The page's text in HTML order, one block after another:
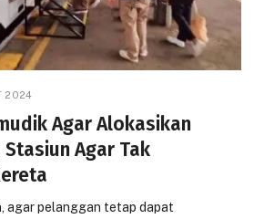
2024
Agar Alokasikan
Agar Tak
agar pelanggan tetap dapat